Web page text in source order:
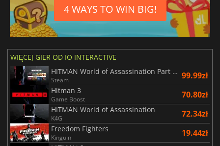
4 WAYS TO WIN BIG!
WIĘCEJ GIER OD IO INTERACTIVE
HITMAN World of Assassination Part One
Steam 99.99zł
Hitman 3
Game Boost 70.80zł
HITMAN World of Assassination
K4G 72.34zł
Freedom Fighters
Kinguin 19.44zł